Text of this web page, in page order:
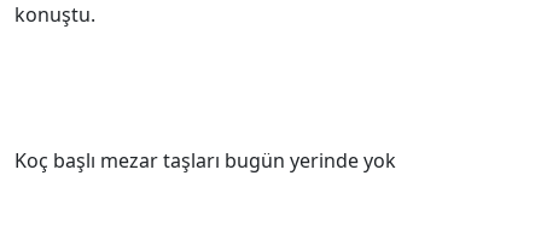
konuştu.
Koç başlı mezar taşları bugün yerinde yok